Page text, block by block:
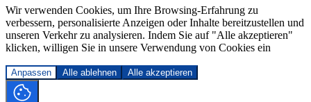
Wir verwenden Cookies, um Ihre Browsing-Erfahrung zu
verbessern, personalisierte Anzeigen oder Inhalte bereitzustellen und
unseren Verkehr zu analysieren. Indem Sie auf "Alle akzeptieren"
klicken, willigen Sie in unsere Verwendung von Cookies ein
Anpassen Alle ablehnen Alle akzeptieren